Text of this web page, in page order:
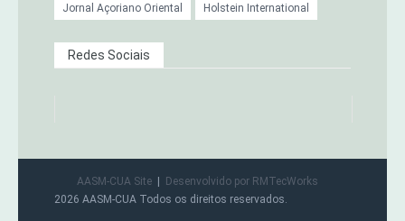
Jornal Açoriano Oriental Holstein International
Redes Sociais
AASM-CUA Site
Desenvolvido por RMTecWorks
2026 AASM-CUA Todos os direitos reservados.